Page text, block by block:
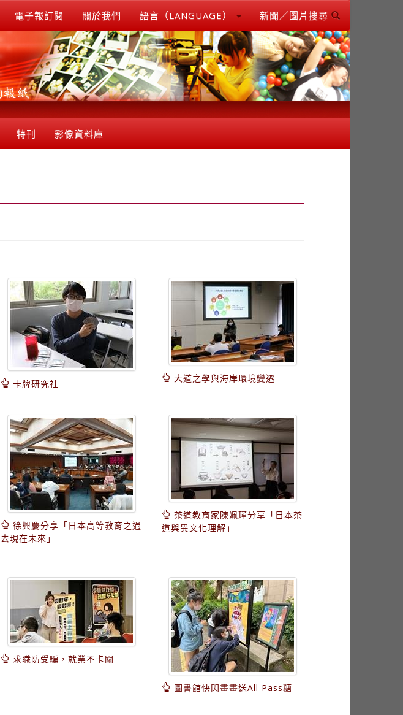
電子報訂閱 關於我們 語言（LANGUAGE） 新聞／圖片搜尋
特刊 影像資料庫
卡牌研究社 大道之學與海岸環境變遷
徐興慶分享「日本高等教育之過
去現在未來」
茶道教育家陳姵瑾分享「日本茶
道與異文化理解」
求職防受騙，就業不卡關
圖書館快閃畫畫送All Pass糖